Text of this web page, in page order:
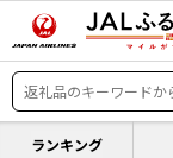
ランキング